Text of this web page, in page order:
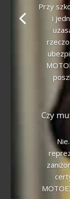
Przy
i
Czy